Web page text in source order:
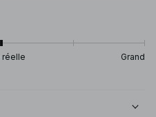
réelle Grand